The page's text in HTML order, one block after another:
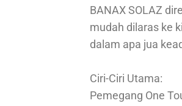
BANAX SOLAZ
mudah dilaras ke
dalam apa jua
Ciri-Ciri Utama:
Pemegang One